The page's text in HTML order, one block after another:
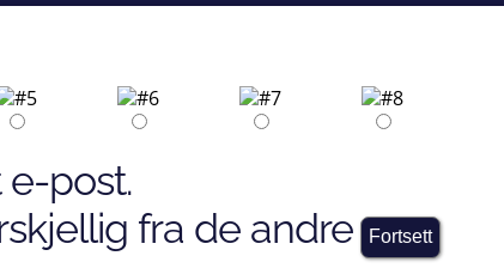
e-post.
fra de andre